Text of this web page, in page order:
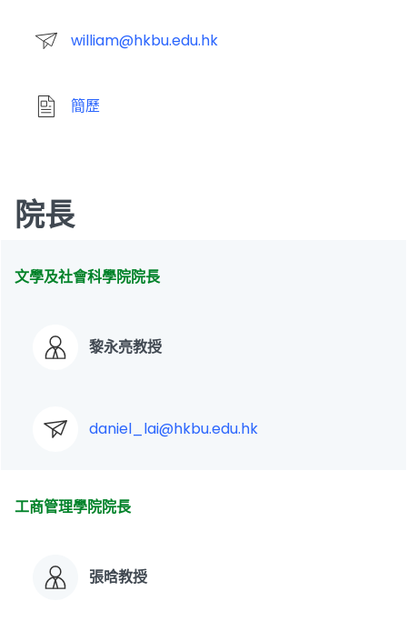
william@hkbu.edu.hk
簡歷
院長
文學及社會科學院院長
黎永亮教授
daniel_lai@hkbu.edu.hk
工商管理學院院長
張晗教授